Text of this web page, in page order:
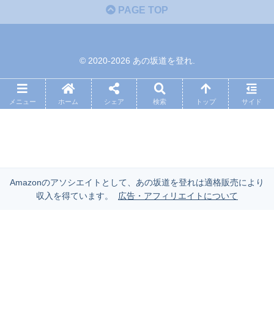
PAGE TOP
© 2020-2026 あの坂道を登れ.
メニュー ホーム シェア 検索 トップ サイド
Amazonのアソシエイトとして、あの坂道を登れは適格販売により
収入を得ています。
広告・アフィリエイトについて